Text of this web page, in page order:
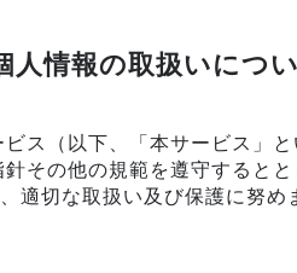
人情報の取扱いにつ
ス（以下、「本サービス」
その他の規範を遵守すると
適切な取扱い及び保護に努め